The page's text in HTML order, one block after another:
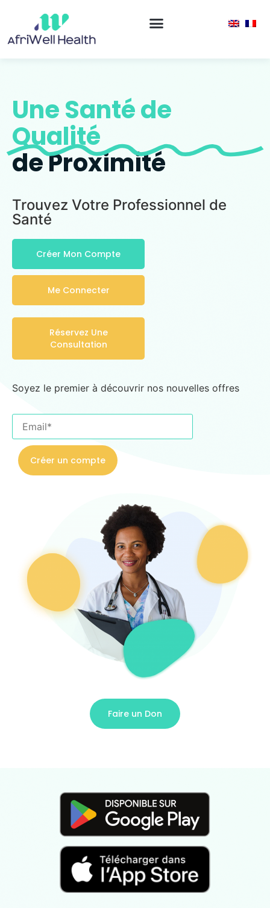
Une Santé de
Qualité
de Proximité
Trouvez Votre Professionnel de
Santé
Créer Mon Compte
Me Connecter
Réservez Une
Consultation
Soyez le premier à découvrir nos nouvelles offres
Faire un Don